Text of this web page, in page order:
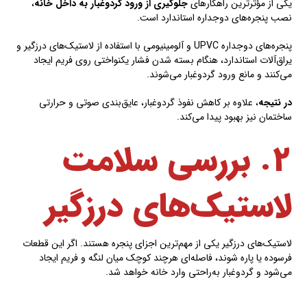
یکی از مؤثرترین راهکارهایجلوگیری از ورود گردوغبار به داخل خانه،
نصب پنجره‌های دوجداره استاندارد است.
پنجره‌های دوجداره UPVC و آلومینیومی با استفاده از لاستیک‌های درزگیر و
یراق‌آلات استاندارد، هنگام بسته شدن فشار یکنواختی روی فریم ایجاد
می‌کنند و مانع ورود گردوغبار می‌شوند.
در نتیجه، علاوه بر کاهش نفوذ گردوغبار، عایق‌بندی صوتی و حرارتی
ساختمان نیز بهبود پیدا می‌کند.
۲. بررسی سلامت
لاستیک‌های درزگیر
لاستیک‌های درزگیر یکی از مهم‌ترین اجزای پنجره هستند. اگر این قطعات
فرسوده یا پاره شوند، فاصله‌ای هرچند کوچک میان لنگه و فریم ایجاد
می‌شود و گردوغبار به‌راحتی وارد خانه خواهد شد.